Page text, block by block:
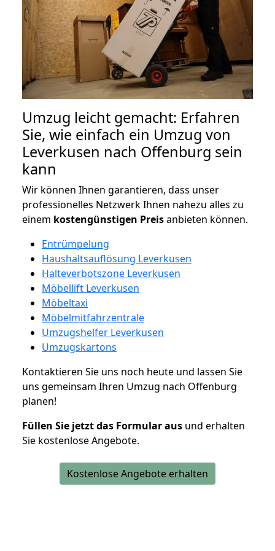
Umzug leicht gemacht: Erfahren
Sie, wie einfach ein Umzug von
Leverkusen nach Offenburg sein
kann
Wir können Ihnen garantieren, dass unser
professionelles Netzwerk Ihnen nahezu alles zu
einem kostengünstigen Preisanbieten können.
Entrümpelung
Haushaltsauflösung Leverkusen
Halteverbotszone Leverkusen
Möbellift Leverkusen
Möbeltaxi
Möbelmitfahrzentrale
Umzugshelfer Leverkusen
Umzugskartons
Kontaktieren Sie uns noch heute und lassen Sie
uns gemeinsam Ihren Umzug nach Offenburg
planen!
Füllen Sie jetzt das Formular aus und erhalten
Sie kostenlose Angebote.
Kostenlose Angebote erhalten